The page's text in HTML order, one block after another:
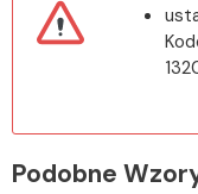
Podobne